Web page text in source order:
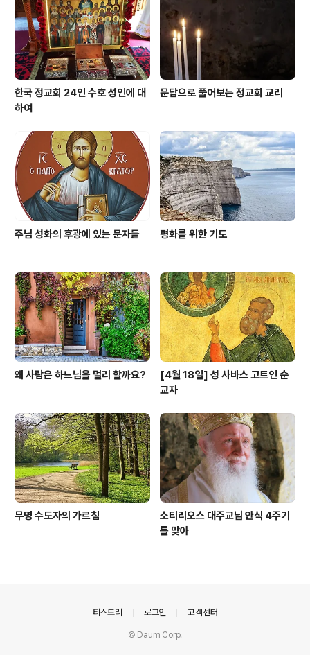
나가고 있는 것입니다. 그와 마찬가지로 신자로서 우리들
의 교회 생활에는 그와 유사한 면이 있습니다. "우리는 성
령에 힘입어 하느님을 '아빠, 아버지'라고 ..
한국 정교회 24인 수호 성인에 대
하여
문답으로 풀어보는 정교회 교리
주님 성화의 후광에 있는 문자들 평화를 위한 기도
왜 사람은 하느님을 멀리 할까요?
[4월 18일] 성 사바스 고트인 순
교자
무명 수도자의 가르침
소티리오스 대주교님 안식 4주기
를 맞아
티스토리 로그인 고객센터
© Daum Corp.